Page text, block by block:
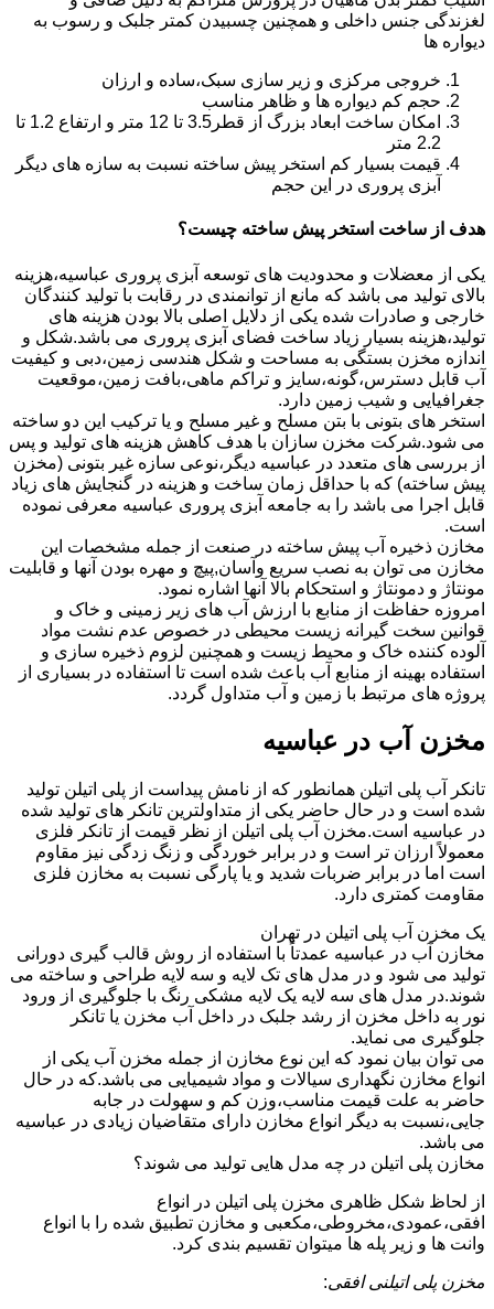
لغزندگی جنس داخلی و همچنین چسبیدن کمتر جلبک و رسوب به
دیواره ها
خروجی مرکزی و زیر سازی سبک،ساده و ارزان
حجم کم دیواره ها و ظاهر مناسب
امکان ساخت ابعاد بزرگ از قطر3.5 تا 12 متر و ارتفاع 1.2 تا
2.2 متر
قیمت بسیار کم استخر پیش ساخته نسبت به سازه های دیگر
آبزی پروری در این حجم
هدف از ساخت استخر پیش ساخته چیست؟
یکی از معضلات و محدودیت های توسعه آبزی پروری عباسیه،هزینه
بالای تولید می باشد که مانع از توانمندی در رقابت با تولید کنندگان
خارجی و صادرات شده یکی از دلایل اصلی بالا بودن هزینه های
تولید،هزینه بسیار زیاد ساخت فضای آبزی پروری می باشد.شکل و
اندازه مخزن بستگی به مساحت و شکل هندسی زمین،دبی و کیفیت
آب قابل دسترس،گونه،سایز و تراکم ماهی،بافت زمین،موقعیت
جغرافیایی و شیب زمین دارد.
استخر های بتونی با بتن مسلح و غیر مسلح و یا ترکیب این دو ساخته
می شود.شرکت مخزن سازان با هدف کاهش هزینه های تولید و پس
از بررسی های متعدد در عباسیه دیگر،نوعی سازه غیر بتونی (مخزن
پیش ساخته) که با حداقل زمان ساخت و هزینه در گنجایش های زیاد
قابل اجرا می باشد را به جامعه آبزی پروری عباسیه معرفی نموده
است.
مخازن ذخیره آب پیش ساخته در صنعت از جمله مشخصات این
مخازن می توان به نصب سریع وآسان,پیچ و مهره بودن آنها و قابلیت
مونتاژ و دمونتاژ و استحکام بالا آنها اشاره نمود.
امروزه حفاظت از منابع با ارزش آب های زیر زمینی و خاک و
قوانین سخت گیرانه زیست محیطی در خصوص عدم نشت مواد
آلوده کننده خاک و محیط زیست و همچنین لزوم ذخیره سازی و
استفاده بهینه از منابع آب باعث شده است تا استفاده در بسیاری از
پروژه های مرتبط با زمین و آب متداول گردد.
مخزن آب در عباسیه
تانکر آب پلی اتیلن همانطور که از نامش پیداست از پلی اتیلن تولید
شده است و در حال حاضر یکی از متداولترین تانکر های تولید شده
در عباسیه است.مخزن آب پلی اتیلن از نظر قیمت از تانکر فلزی
معمولاً ارزان تر است و در برابر خوردگی و زنگ زدگی نیز مقاوم
است اما در برابر ضربات شدید و یا پارگی نسبت به مخازن فلزی
مقاومت کمتری دارد.
یک مخزن آب پلی اتیلن در تهران
مخازن آب در عباسیه عمدتاً با استفاده از روش قالب گیری دورانی
تولید می شود و در مدل های تک لایه و سه لایه طراحی و ساخته می
شوند.در مدل های سه لایه یک لایه مشکی رنگ با جلوگیری از ورود
نور به داخل مخزن از رشد جلبک در داخل آب مخزن یا تانکر
جلوگیری می نماید.
می توان بیان نمود که این نوع مخازن از جمله مخزن آب یکی از
انواع مخازن نگهداری سیالات و مواد شیمیایی می باشد.که در حال
حاضر به علت قیمت مناسب،وزن کم و سهولت در جابه
جایی،نسبت به دیگر انواع مخازن دارای متقاضیان زیادی در عباسیه
می باشد.
مخازن پلی اتیلن در چه مدل هایی تولید می شوند؟
از لحاظ شکل ظاهری مخزن پلی اتیلن در انواع
افقی،عمودی،مخروطی،مکعبی و مخازن تطبیق شده را با انواع
وانت ها و زیر پله ها میتوان تقسیم بندی کرد.
مخزن پلی اتیلنی افقی: